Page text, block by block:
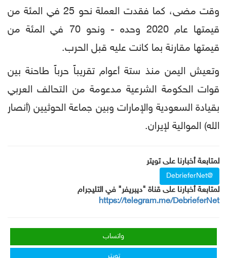
وقت مضى، كما فقدت العملة نحو 25 في المئة من
قيمتها عام 2020 وحده - ونحو 70 في المئة من
قيمتها مقارنة بما كانت عليه قبل الحرب.
وتعيش اليمن منذ ستة أعوام تقريباً حرباً طاحنة بين
قوات الحكومة الشرعية مدعومة من التحالف العربي
بقيادة السعودية والإمارات وبين جماعة الحوثيين (أنصار
الله) الموالية لإيران.
لمتابعة أخبارنا على تويتر
@DebrieferNet
لمتابعة أخبارنا على قناة "ديبريفر" في التليجرام
https://telegram.me/DebrieferNet
واتساب
تويتر